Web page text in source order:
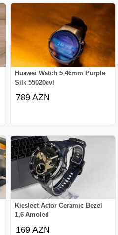
Huawei Watch 5 46mm Purple
Silk 55020evl
789 AZN
Kieslect Actor Ceramic Bezel
1,6 Amoled
169 AZN